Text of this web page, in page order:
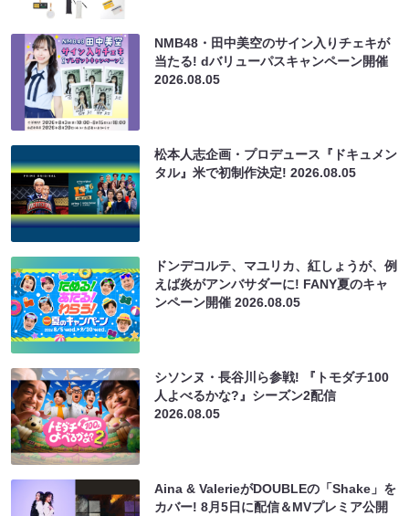
NMB48・田中美空のサイン入りチェキが
当たる! dバリューパスキャンペーン開催
2026.08.05
松本人志企画・プロデュース『ドキュメン
タル』米で初制作決定!2026.08.05
ドンデコルテ、マユリカ、紅しょうが、例
えば炎がアンバサダーに! FANY夏のキャ
ンペーン開催2026.08.05
シソンヌ・長谷川ら参戦! 『トモダチ100
人よべるかな?』シーズン2配信
2026.08.05
Aina & ValerieがDOUBLEの「Shake」を
カバー! 8月5日に配信＆MVプレミア公開